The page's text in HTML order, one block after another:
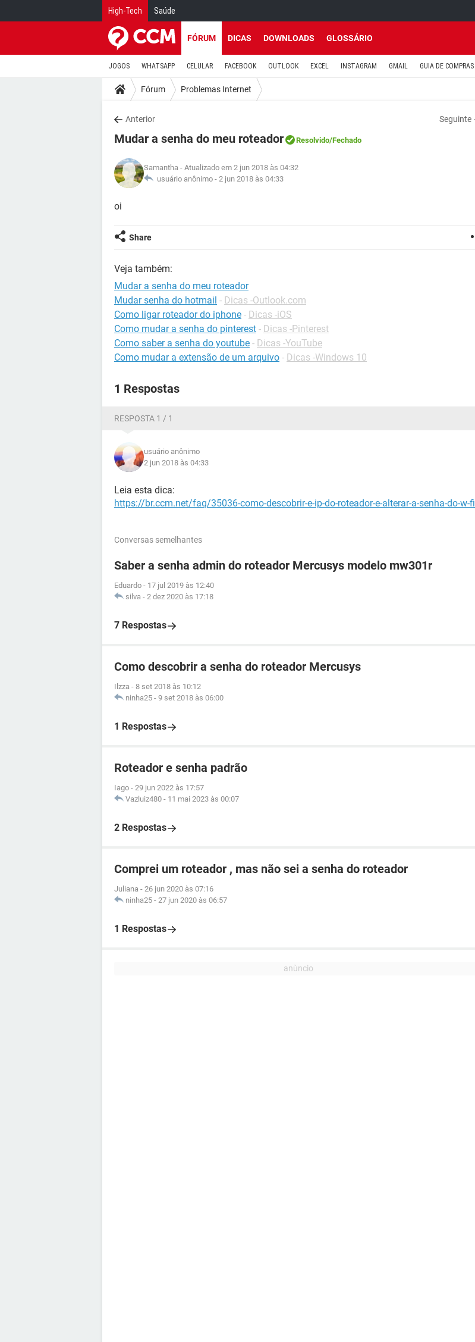
High-Tech Saúde
FÓRUM DICAS DOWNLOADS GLOSSÁRIO
JOGOS WHATSAPP CELULAR FACEBOOK OUTLOOK EXCEL INSTAGRAM GMAIL GUIA DE COMPRAS
Fórum Problemas Internet
Anterior Seguinte
Mudar a senha do meu roteador Resolvido/Fechado
Samantha - Atualizado em 2 jun 2018 às 04:32
usuário anônimo - 2 jun 2018 às 04:33
oi
Share
Veja também:
Mudar a senha do meu roteador
Mudar senha do hotmail - Dicas -Outlook.com
Como ligar roteador do iphone - Dicas -iOS
Como mudar a senha do pinterest - Dicas -Pinterest
Como saber a senha do youtube - Dicas -YouTube
Como mudar a extensão de um arquivo - Dicas -Windows 10
1 Respostas
RESPOSTA 1 / 1
usuário anônimo
2 jun 2018 às 04:33
Leia esta dica:
https://br.ccm.net/faq/35036-como-descobrir-e-ip-do-roteador-e-alterar-a-senha-do-w-fi
Conversas semelhantes
Saber a senha admin do roteador Mercusys modelo mw301r
Eduardo - 17 jul 2019 às 12:40
silva - 2 dez 2020 às 17:18
7 Respostas
Como descobrir a senha do roteador Mercusys
Ilzza - 8 set 2018 às 10:12
ninha25 - 9 set 2018 às 06:00
1 Respostas
Roteador e senha padrão
Iago - 29 jun 2022 às 17:57
Vazluiz480 - 11 mai 2023 às 00:07
2 Respostas
Comprei um roteador , mas não sei a senha do roteador
Juliana - 26 jun 2020 às 07:16
ninha25 - 27 jun 2020 às 06:57
1 Respostas